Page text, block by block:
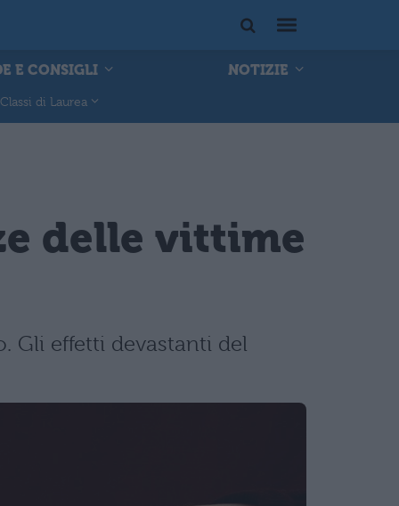
E CONSIGLI NOTIZIE
Classi di Laurea
delle vittime
Gli effetti devastanti del